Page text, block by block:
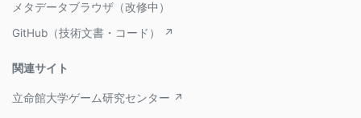
メタデータブラウザ（改修中）
GitHub（技術文書・コード） ↗
関連サイト
立命館大学ゲーム研究センター ↗